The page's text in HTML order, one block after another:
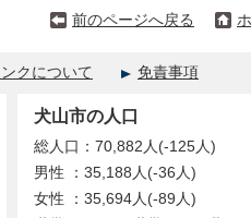
前のページへ戻る
クについて 免責事項
犬山市の人口
総人口：70,882人(-125人)
男性 ：35,188人(-36人)
女性 ：35,694人(-89人)